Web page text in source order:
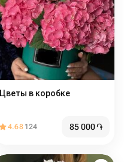
Цветы в коробке
4.68 124 85 000֏